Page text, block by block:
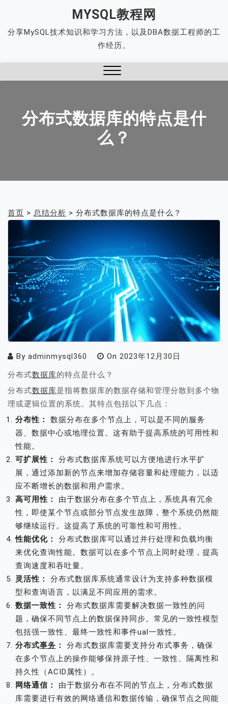
content
MYSQL教程网
分享MySQL技术知识和学习方法，以及DBA数据工程师的工
作经历。
分布式数据库的特点是什
么？
首页 > 总结分析 > 分布式数据库的特点是什么？
By adminmysql360 On 2023年12月30日
分布式数据库的特点是什么？
分布式数据库是指将数据库的数据存储和管理分散到多个物
理或逻辑位置的系统。其特点包括以下几点：
分布性：
数据分布在多个节点上，可以是不同的服务
器、数据中心或地理位置。这有助于提高系统的可用性和
性能。
可扩展性：
分布式数据库系统可以方便地进行水平扩
展，通过添加新的节点来增加存储容量和处理能力，以适
应不断增长的数据和用户需求。
高可用性：
由于数据分布在多个节点上，系统具有冗余
性，即使某个节点或部分节点发生故障，整个系统仍然能
够继续运行。这提高了系统的可靠性和可用性。
性能优化：
分布式数据库可以通过并行处理和负载均衡
来优化查询性能。数据可以在多个节点上同时处理，提高
查询速度和吞吐量。
灵活性：
分布式数据库系统通常设计为支持多种数据模
型和查询语言，以满足不同应用的需求。
数据一致性：
分布式数据库需要解决数据一致性的问
题，确保不同节点上的数据保持同步。常见的一致性模型
包括强一致性、最终一致性和事件ual一致性。
分布式事务 ：
分布式数据库需要支持分布式事务，确保
在多个节点上的操作能够保持原子性、一致性、隔离性和
持久性（ACID属性）。
网络通信：
由于数据分布在不同的节点上，分布式数据
库需要进行有效的网络通信和数据传输，确保节点之间能